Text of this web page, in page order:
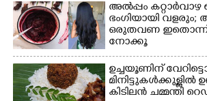
അൽപ്പം കറ്റാർവാഴ
ഭംഗിയായി
ഒരുതവണ ഇതൊന്ന്
നോക്കൂ
ഉച്ചയൂണിന്
കിടിലൻ ചമ്മന്തി